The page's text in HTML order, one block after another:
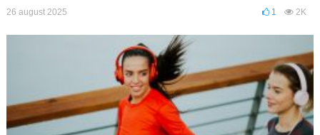
26 august 2025 1 2K